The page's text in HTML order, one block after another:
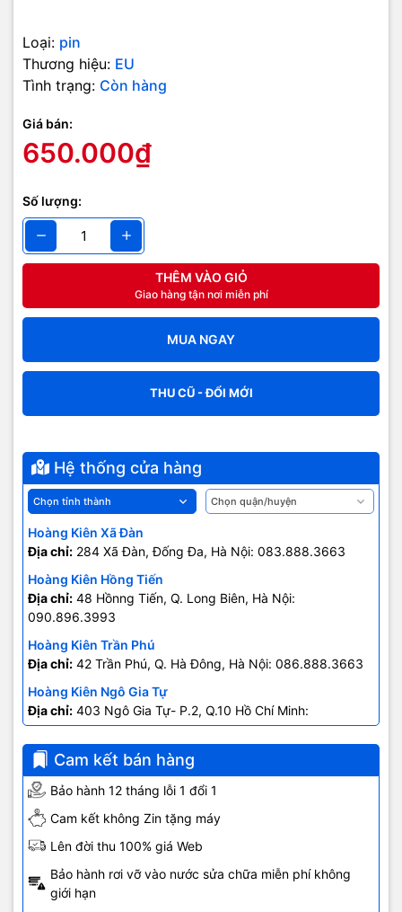
Loại: pin
Thương hiệu: EU
Tình trạng: Còn hàng
Giá bán:
650.000₫
Số lượng:
THÊM VÀO GIỎ
Giao hàng tận nơi miễn phí
MUA NGAY
THU CŨ - ĐỔI MỚI
Hệ thống cửa hàng
Hoàng Kiên Xã Đàn
Địa chỉ: 284 Xã Đàn, Đống Đa, Hà Nội: 083.888.3663
Hoàng Kiên Hồng Tiến
Địa chỉ: 48 Hồnng Tiến, Q. Long Biên, Hà Nội:
090.896.3993
Hoàng Kiên Trần Phú
Địa chỉ: 42 Trần Phú, Q. Hà Đông, Hà Nội: 086.888.3663
Hoàng Kiên Ngô Gia Tự
Địa chỉ: 403 Ngô Gia Tự- P.2, Q.10 Hồ Chí Minh:
0707.678.707
Cam kết bán hàng
Bảo hành 12 tháng lỗi 1 đổi 1
Cam kết không Zin tặng máy
Lên đời thu 100% giá Web
Bảo hành rơi vỡ vào nước sửa chữa miễn phí không
giới hạn